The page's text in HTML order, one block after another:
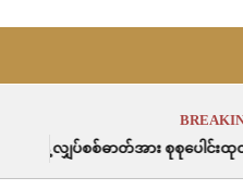
စုစုပေါင်းထုတ်လုပ်ခဲ့မှုမှာ (၆၈၉၁၁.၃